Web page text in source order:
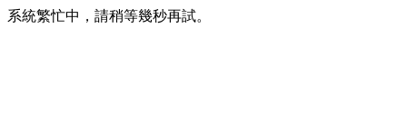
系統繁忙中，請稍等幾秒再試。